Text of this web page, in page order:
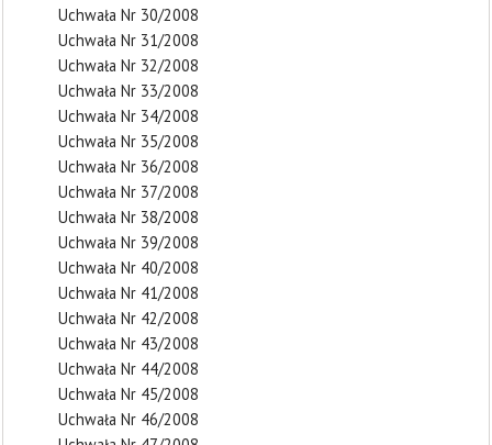
Uchwała Nr 30/2008
Uchwała Nr 31/2008
Uchwała Nr 32/2008
Uchwała Nr 33/2008
Uchwała Nr 34/2008
Uchwała Nr 35/2008
Uchwała Nr 36/2008
Uchwała Nr 37/2008
Uchwała Nr 38/2008
Uchwała Nr 39/2008
Uchwała Nr 40/2008
Uchwała Nr 41/2008
Uchwała Nr 42/2008
Uchwała Nr 43/2008
Uchwała Nr 44/2008
Uchwała Nr 45/2008
Uchwała Nr 46/2008